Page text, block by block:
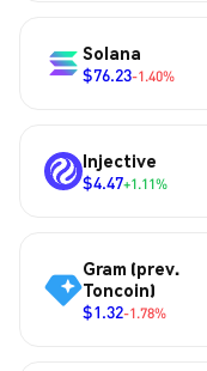
Solana
$76.23-1.40%
Injective
$4.47+1.11%
Gram (prev.
Toncoin)
$1.32-1.78%